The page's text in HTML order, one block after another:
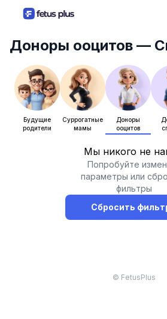
Доноры ооцитов —
Будущие
родители
Суррогатные
мамы
Доноры
ооцитов
Мы никого не
Попробуйте
параметры или
фильтры
Сбросить
© FetusPlus